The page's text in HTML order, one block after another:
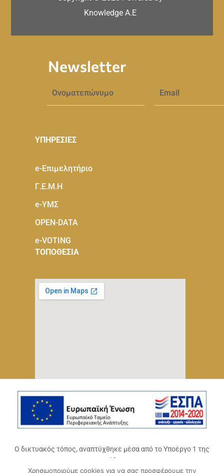
Knowledge A.E
Newsletter
ΥΠΗΡΕΣΙΕΣ
e-Eπιμελητήριο
Γ.Ε.Μ.Η
e-ΥΜΣ
OPEN-DATA
e-VOTING
ΤΟΠΟΘΕΣΙΑ
Ο δικτυακός τόπος, αναπτύχθηκε μέσα από το Υποέργο 1 της
πράξης
«Ψηφιακό Οικοσύστημα Επιχειρηματικότητας του
Χρησιμοποιούμε cookies για να σας προσφέρουμε την